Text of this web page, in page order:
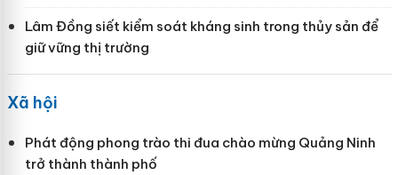
Lâm Đồng siết kiểm soát kháng sinh trong thủy sản để
giữ vững thị trường
Xã hội
Phát động phong trào thi đua chào mừng Quảng Ninh
trở thành thành phố